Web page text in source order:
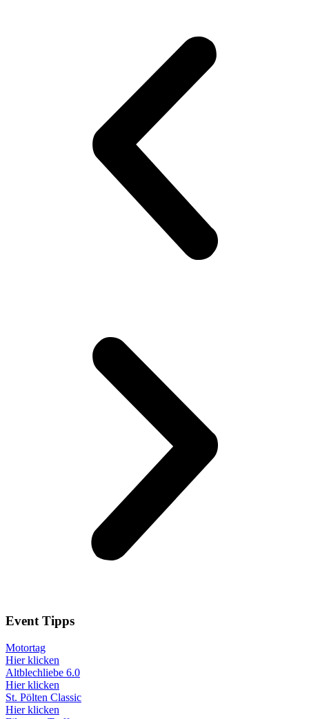
Event Tipps
Motortag
Hier klicken
Altblechliebe 6.0
Hier klicken
St. Pölten Classic
Hier klicken